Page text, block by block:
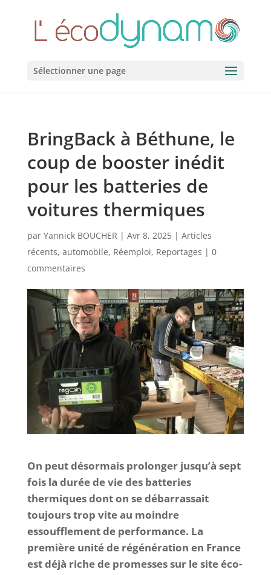
Sélectionner une page
BringBack à Béthune, le
coup de booster inédit
pour les batteries de
voitures thermiques
par Yannick BOUCHER | Avr 8, 2025| Articles
récents, automobile, Réemploi, Reportages | 0
commentaires
On peut désormais prolonger jusqu’à sept
fois la durée de vie des batteries
thermiques dont on se débarrassait
toujours trop vite au moindre
essoufflement de performance. La
première unité de régénération en France
est déjà riche de promesses sur le site éco-